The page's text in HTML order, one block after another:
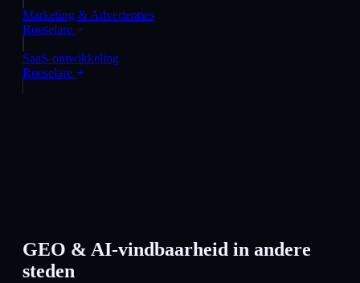
Marketing & Advertenties
Roeselare
SaaS-ontwikkeling
Roeselare
GEO & AI-vindbaarheid in andere
steden